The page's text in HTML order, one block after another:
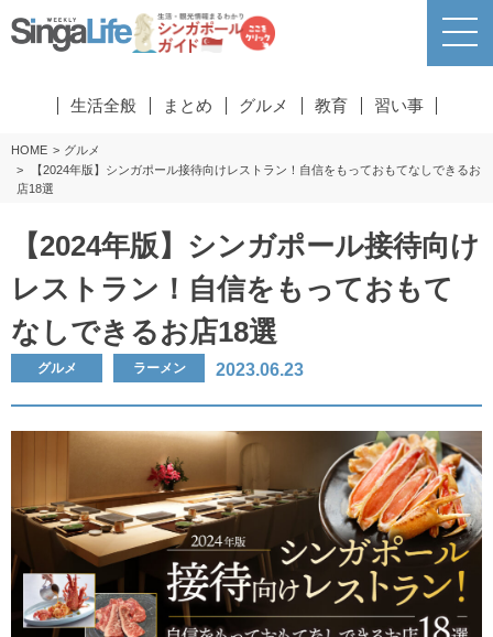
生活全般 まとめ グルメ 教育 習い事
HOME
グルメ
【2024年版】シンガポール接待向けレストラン！自信をもっておもてなしできるお
店18選
【2024年版】シンガポール接待向け
レストラン！自信をもっておもて
なしできるお店18選
グルメ ラーメン 2023.06.23